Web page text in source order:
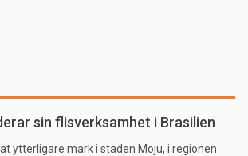
sin flisverksamhet i Brasilien
ytterligare mark i staden Moju, i regionen